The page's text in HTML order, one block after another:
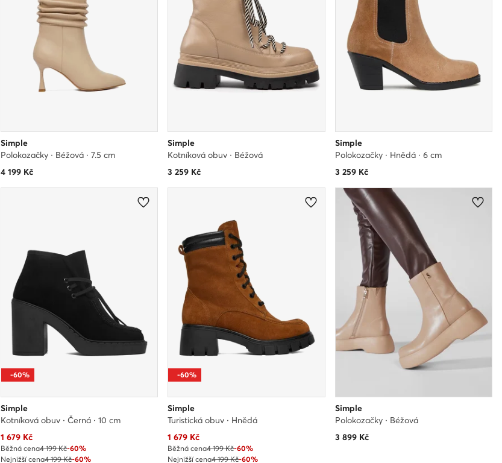
Simple
Polokozačky · Béžová · 7.5 cm
4 199Kč
Simple
Kotníková obuv · Béžová
3 259 Kč
Simple
Polokozačky · Hnědá · 6 cm
3 259Kč
-60%
Simple
Kotníková obuv · Černá · 10 cm
Aktuální cena
1 679Kč
Běžná cena4 199 Kč-60%
Nejnižší cena4 199 Kč-60%
-60%
Simple
Turistická obuv · Hnědá
Aktuální cena
1 679 Kč
Běžná cena4 199 Kč-60%
Nejnižší cena4 199 Kč-60%
Simple
Polokozačky · Béžová
3 899Kč